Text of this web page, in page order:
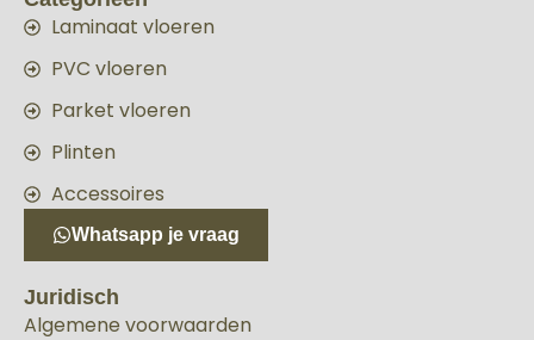
Laminaat vloeren
PVC vloeren
Parket vloeren
Plinten
Accessoires
Whatsapp je vraag
Juridisch
Algemene voorwaarden